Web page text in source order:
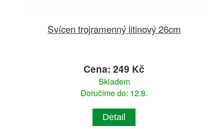
Svícen trojramenný litinový 26cm
Cena: 249 Kč
Skladem
Doručíme do: 12.8.
Detail